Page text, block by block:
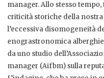
manager. Allo stesso
criticità storiche della
l’eccessiva disomogeneità
enograstronomica
da uno studio
manager (Aifbm) sulla